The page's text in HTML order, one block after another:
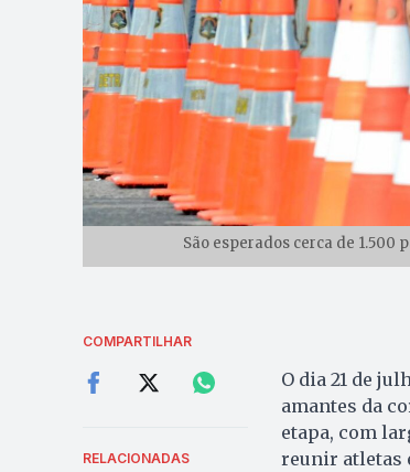
São esperados cerca de 1.500
COMPARTILHAR
RELACIONADAS
O dia 21 de
amantes da
etapa, com
reunir atletas